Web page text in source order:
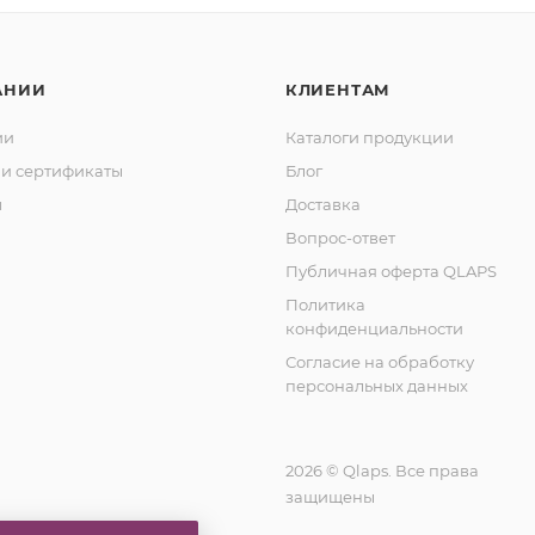
сертификаты
КЛИЕНТАМ
Каталоги продукции
Блог
Доставка
Вопрос-ответ
Публичная оферта QLAPS
Политика
конфиденциальности
Согласие на обработку
персональных данных
2026 © Qlaps. Все права
защищены